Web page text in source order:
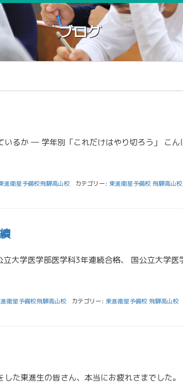
ブログ
進衛星予備校飛騨高山校 カテゴリー: 東進衛星予備校 飛騨高山校
衛星予備校飛騨高山校 カテゴリー: 東進衛星予備校 飛騨高山校